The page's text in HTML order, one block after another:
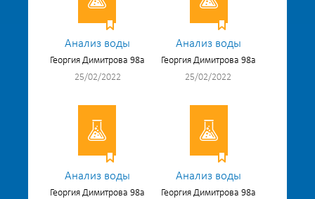
Анализ воды
Георгия Димитрова 98а
25/02/2022
Анализ воды
Георгия Димитрова 98а
25/02/2022
Анализ воды
Георгия Димитрова 98а
Анализ воды
Георгия Димитрова 98а